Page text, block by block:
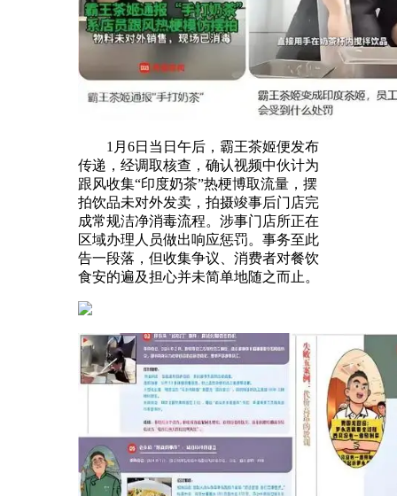
1月6日当日午后，霸王茶姬便发布
传递，经调取核查，确认视频中伙计为
跟风收集“印度奶茶”热梗博取流量，摆
拍饮品未对外发卖，拍摄竣事后门店完
成常规洁净消毒流程。涉事门店所正在
区域办理人员做出响应惩罚。事务至此
告一段落，但收集争议、消费者对餐饮
食安的遍及担心并未简单地随之而止。